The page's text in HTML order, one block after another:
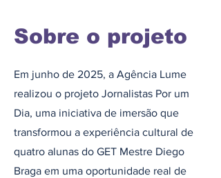
Sobre o projeto
Em junho de 2025, a Agência Lume
realizou o projeto Jornalistas Por um
Dia, uma iniciativa de imersão que
transformou a experiência cultural de
quatro alunas do GET Mestre Diego
Braga em uma oportunidade real de